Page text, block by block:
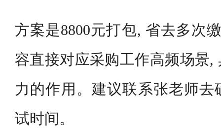
方案是8800元打包, 省去多次
容直接对应采购工作高频场景,
力的作用。建议联系张老师
试时间。